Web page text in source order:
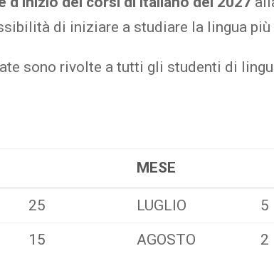
di iniziare a studiare la lingua più
sono rivolte a tutti gli studenti di
MESE
MESE
25 LUGLIO 5
15 AGOSTO 2